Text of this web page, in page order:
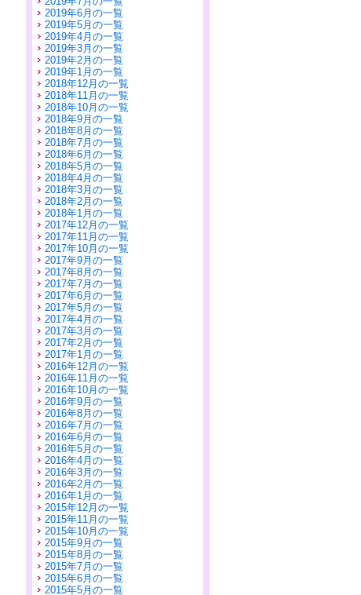
2019年6月の一覧
2019年5月の一覧
2019年4月の一覧
2019年3月の一覧
2019年2月の一覧
2019年1月の一覧
2018年12月の一覧
2018年11月の一覧
2018年10月の一覧
2018年9月の一覧
2018年8月の一覧
2018年7月の一覧
2018年6月の一覧
2018年5月の一覧
2018年4月の一覧
2018年3月の一覧
2018年2月の一覧
2018年1月の一覧
2017年12月の一覧
2017年11月の一覧
2017年10月の一覧
2017年9月の一覧
2017年8月の一覧
2017年7月の一覧
2017年6月の一覧
2017年5月の一覧
2017年4月の一覧
2017年3月の一覧
2017年2月の一覧
2017年1月の一覧
2016年12月の一覧
2016年11月の一覧
2016年10月の一覧
2016年9月の一覧
2016年8月の一覧
2016年7月の一覧
2016年6月の一覧
2016年5月の一覧
2016年4月の一覧
2016年3月の一覧
2016年2月の一覧
2016年1月の一覧
2015年12月の一覧
2015年11月の一覧
2015年10月の一覧
2015年9月の一覧
2015年8月の一覧
2015年7月の一覧
2015年6月の一覧
2015年5月の一覧